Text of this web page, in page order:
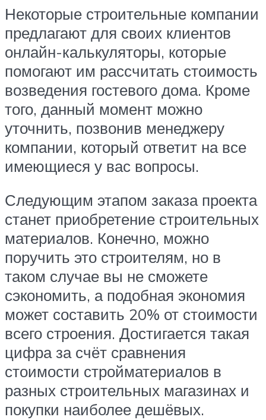
Некоторые строительные компании
предлагают для своих клиентов
онлайн-калькуляторы, которые
помогают им рассчитать стоимость
возведения гостевого дома. Кроме
того, данный момент можно
уточнить, позвонив менеджеру
компании, который ответит на все
имеющиеся у вас вопросы.
Следующим этапом заказа проекта
станет приобретение строительных
материалов. Конечно, можно
поручить это строителям, но в
таком случае вы не сможете
сэкономить, а подобная экономия
может составить 20% от стоимости
всего строения. Достигается такая
цифра за счёт сравнения
стоимости стройматериалов в
разных строительных магазинах и
покупки наиболее дешёвых.